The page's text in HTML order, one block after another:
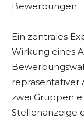
Bewerbungen.
Ein zentrales
Wirkung eines
repräsentativer
zwei Gruppen
Stellenanzeige